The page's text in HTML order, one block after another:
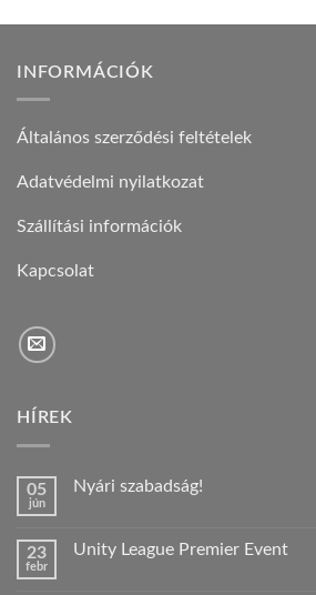
INFORMÁCIÓK
Általános szerződési feltételek
Adatvédelmi nyilatkozat
Szállítási információk
Kapcsolat
HÍREK
05
jún
Nyári szabadság!
Nyári
23
febr
Unity League Premier Event